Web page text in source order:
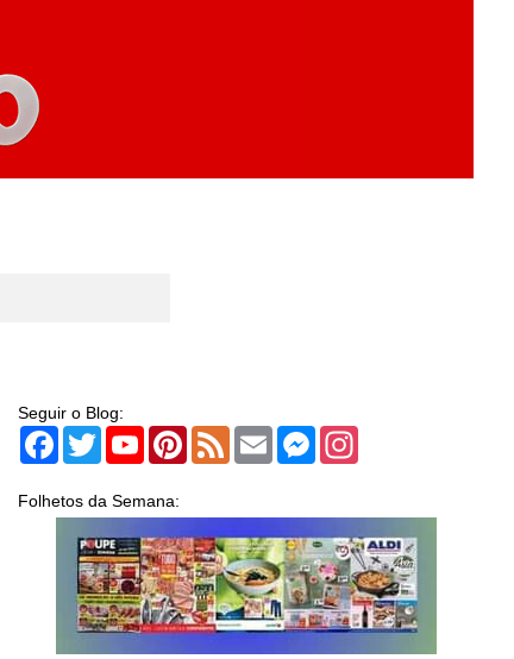
Seguir o Blog:
Facebook
TwitterYouTubePinterest
Feed Email Messenger
Folhetos da Semana: